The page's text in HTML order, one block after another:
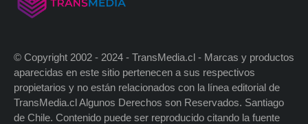
© Copyright 2002 - 2024 - TransMedia.cl - Marcas y productos
aparecidas en este sitio pertenecen a sus respectivos
propietarios y no están relacionados con la línea editorial de
TransMedia.cl Algunos Derechos son Reservados. Santiago
de Chile. Contenido puede ser reproducido citando la fuente